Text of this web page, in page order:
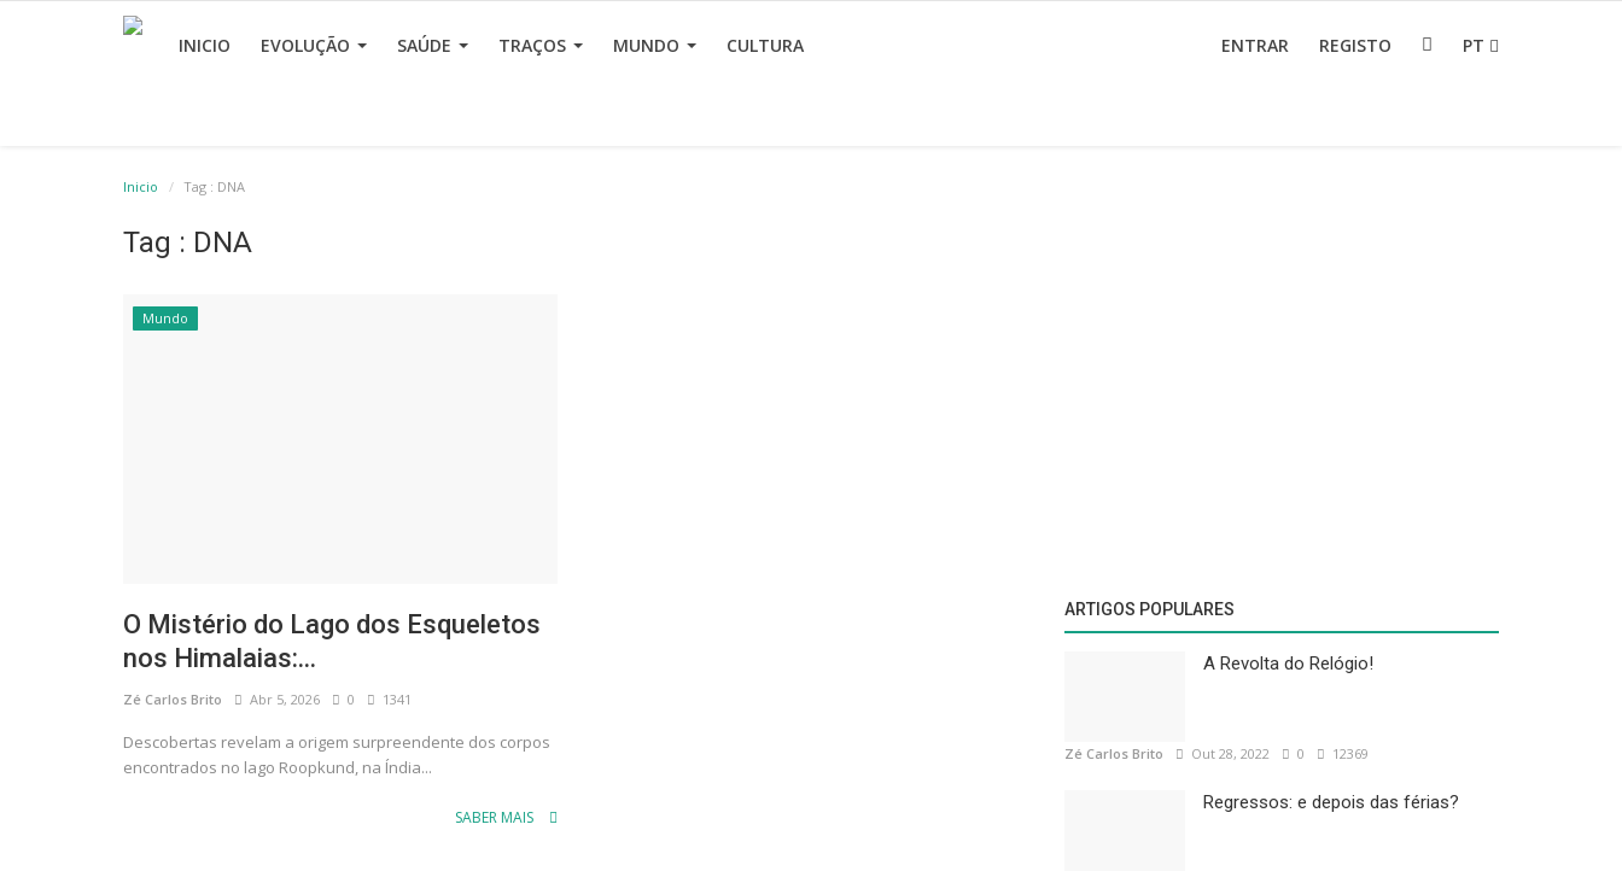
INICIO EVOLUÇÃO SAÚDE TRAÇOS MUNDO CULTURA ENTRAR REGISTO PT
Inicio Tag : DNA
Tag : DNA
Mundo
O Mistério do Lago dos Esqueletos
nos Himalaias:...
Zé Carlos Brito Abr 5, 2026 0 1341
Descobertas revelam a origem surpreendente dos corpos
encontrados no lago Roopkund, na Índia...
SABER MAIS
ARTIGOS POPULARES
A Revolta do Relógio!
Zé Carlos Brito Out 28, 2022 0 12369
Regressos: e depois das férias?